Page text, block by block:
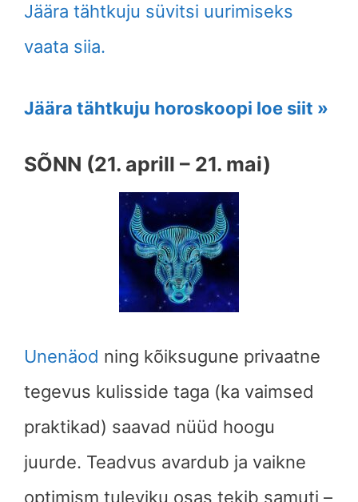
Jäära tähtkuju süvitsi uurimiseks
vaata siia.
Jäära tähtkuju horoskoopi loe siit »
SÕNN (21. aprill – 21. mai)
Unenäod ning kõiksugune privaatne
tegevus kulisside taga (ka vaimsed
praktikad) saavad nüüd hoogu
juurde. Teadvus avardub ja vaikne
optimism tuleviku osas tekib samuti –